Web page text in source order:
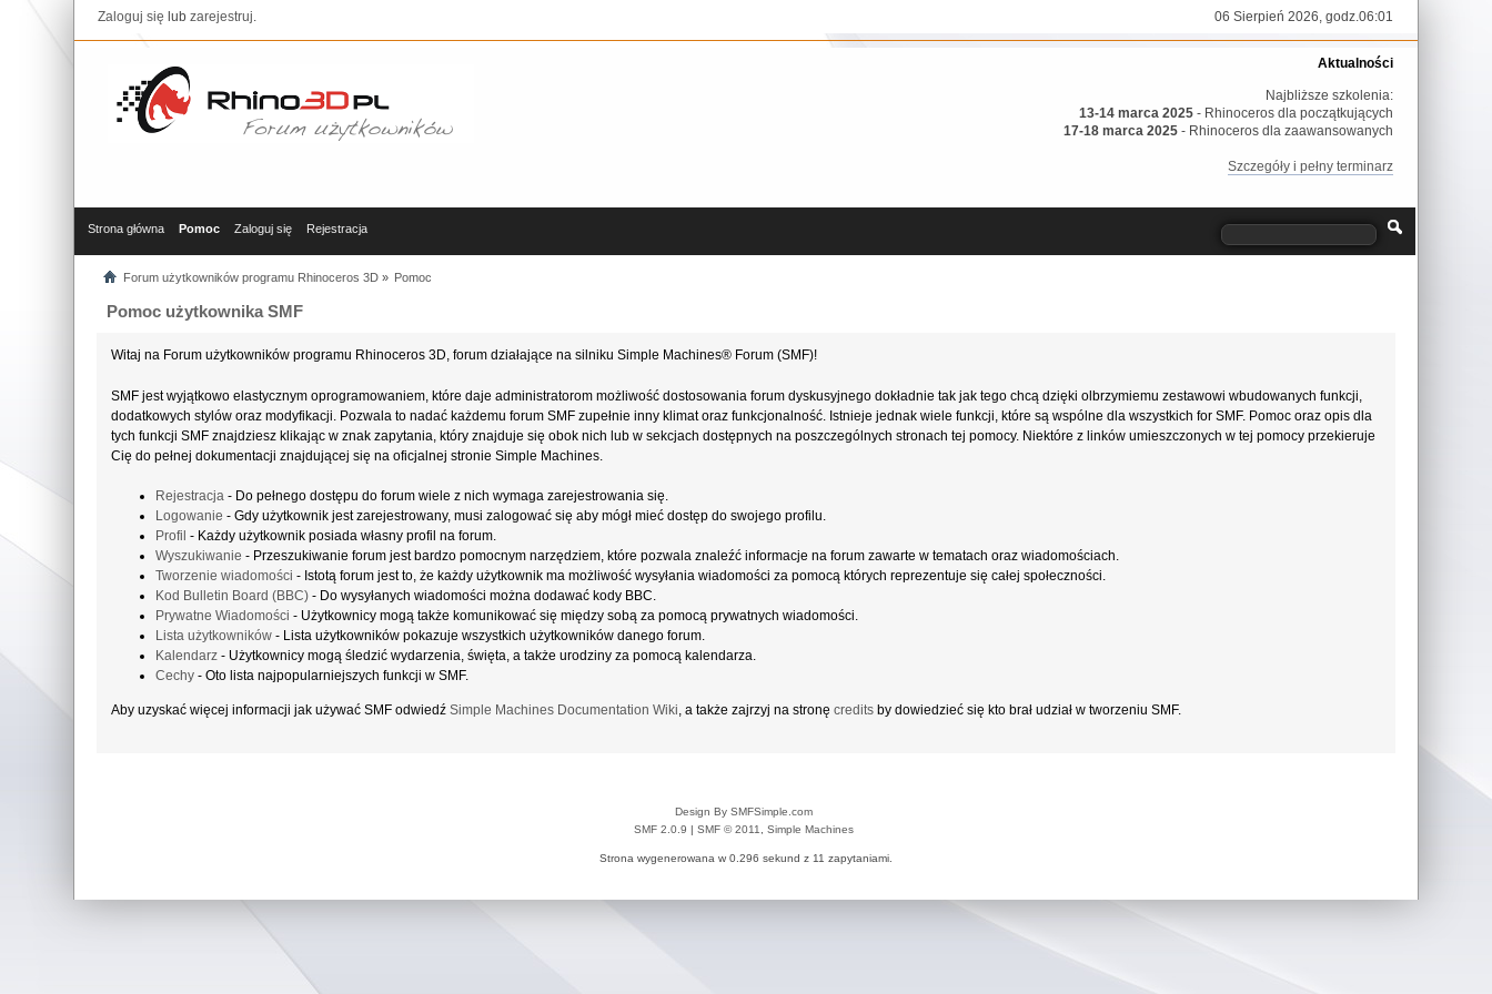
Zaloguj się lubzarejestruj. 06 Sierpień 2026, godz.06:01
Aktualności
Najbliższe szkolenia:
13-14 marca 2025 - Rhinoceros dla początkujących
17-18 marca 2025 - Rhinoceros dla zaawansowanych
Szczegóły i pełny terminarz
Strona główna Pomoc Zaloguj się Rejestracja
Forum użytkowników programu Rhinoceros 3D» Pomoc
Pomoc użytkownika SMF
Witaj na Forum użytkowników programu Rhinoceros 3D, forum działające na silniku Simple Machines® Forum (SMF)!
SMF jest wyjątkowo elastycznym oprogramowaniem, które daje administratorom możliwość dostosowania forum dyskusyjnego dokładnie tak jak tego chcą dzięki olbrzymiemu zestawowi wbudowanych funkcji,
dodatkowych stylów oraz modyfikacji. Pozwala to nadać każdemu forum SMF zupełnie inny klimat oraz funkcjonalność. Istnieje jednak wiele funkcji, które są wspólne dla wszystkich for SMF. Pomoc oraz opis dla
tych funkcji SMF znajdziesz klikając w znak zapytania, który znajduje się obok nich lub w sekcjach dostępnych na poszczególnych stronach tej pomocy. Niektóre z linków umieszczonych w tej pomocy przekieruje
Cię do pełnej dokumentacji znajdującej się na oficjalnej stronie Simple Machines.
Rejestracja- Do pełnego dostępu do forum wiele z nich wymaga zarejestrowania się.
Logowanie - Gdy użytkownik jest zarejestrowany, musi zalogować się aby mógł mieć dostęp do swojego profilu.
Profil - Każdy użytkownik posiada własny profil na forum.
Wyszukiwanie - Przeszukiwanie forum jest bardzo pomocnym narzędziem, które pozwala znaleźć informacje na forum zawarte w tematach oraz wiadomościach.
Tworzenie wiadomości - Istotą forum jest to, że każdy użytkownik ma możliwość wysyłania wiadomości za pomocą których reprezentuje się całej społeczności.
Kod Bulletin Board (BBC)- Do wysyłanych wiadomości można dodawać kody BBC.
Prywatne Wiadomości - Użytkownicy mogą także komunikować się między sobą za pomocą prywatnych wiadomości.
Lista użytkowników- Lista użytkowników pokazuje wszystkich użytkowników danego forum.
Kalendarz- Użytkownicy mogą śledzić wydarzenia, święta, a także urodziny za pomocą kalendarza.
Cechy- Oto lista najpopularniejszych funkcji w SMF.
Aby uzyskać więcej informacji jak używać SMF odwiedź Simple Machines Documentation Wiki, a także zajrzyj na stronę creditsby dowiedzieć się kto brał udział w tworzeniu SMF.
Design By SMFSimple.com
SMF 2.0.9 | SMF © 2011 Simple Machines
Strona wygenerowana w 0.296 sekund z 11 zapytaniami.